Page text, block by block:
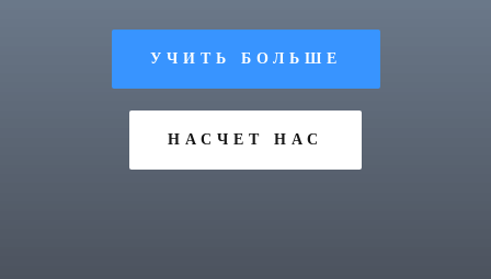
УЧИТЬ БОЛЬШЕ
НАСЧЕТ НАС